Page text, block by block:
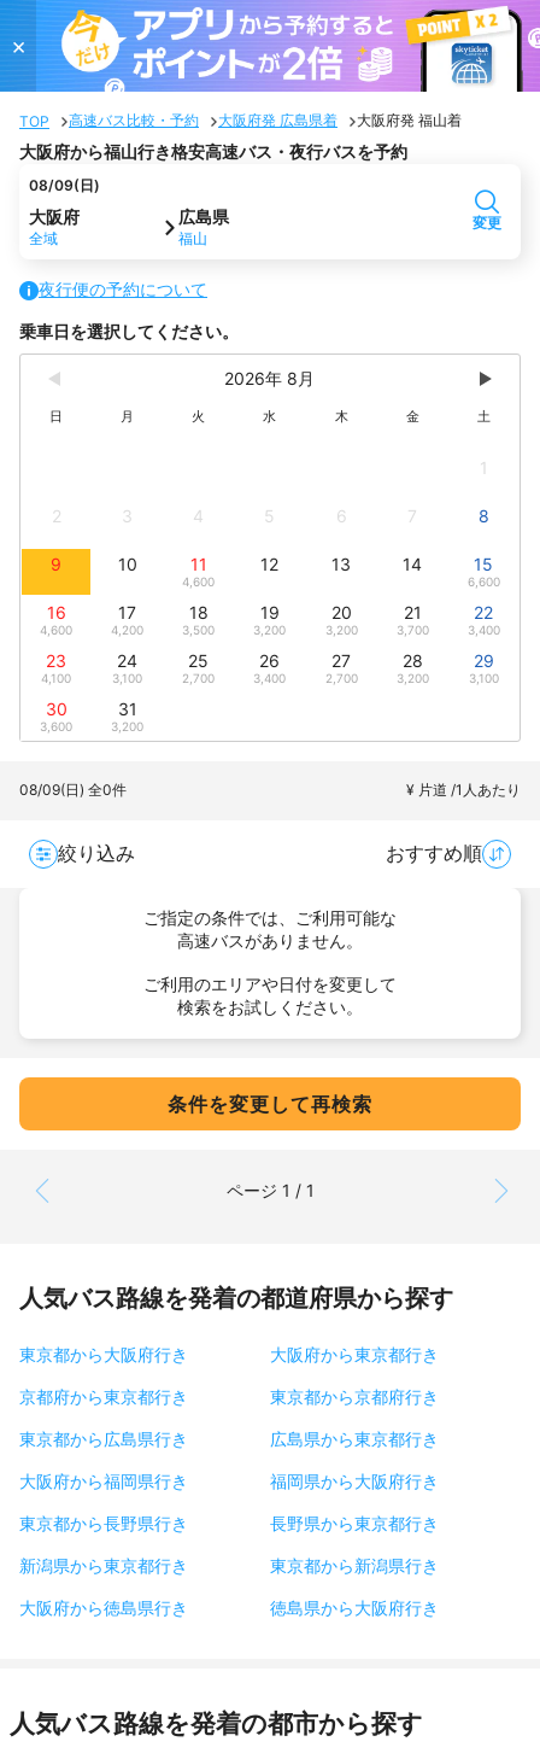
×
TOP 高速バス比較・予約 大阪府発 広島県着 大阪府発 福山着
大阪府から福山行き格安高速バス・夜行バスを予約
08/09(日)
大阪府
全域
広島県
福山
変更
夜行便の予約について
乗車日を選択してください。
2026年 8月
日 月 火 水 木 金 土
1
2 3 4 5 6 7 8
9 10 11
4,600
12 13 14 15
6,600
16
4,600
17
4,200
18
3,500
19
3,200
20
3,200
21
3,700
22
3,400
23
4,100
24
3,100
25
2,700
26
3,400
27
2,700
28
3,200
29
3,100
30
3,600
31
3,200
08/09(日) 全0件 ¥ 片道 /1人あたり
絞り込み おすすめ順
ご指定の条件では、ご利用可能な
高速バスがありません。
ご利用のエリアや日付を変更して
検索をお試しください。
条件を変更して再検索
ページ 1 / 1
人気バス路線を発着の都道府県から探す
東京都から大阪府行き 大阪府から東京都行き
京都府から東京都行き 東京都から京都府行き
東京都から広島県行き 広島県から東京都行き
大阪府から福岡県行き 福岡県から大阪府行き
東京都から長野県行き 長野県から東京都行き
新潟県から東京都行き 東京都から新潟県行き
大阪府から徳島県行き 徳島県から大阪府行き
人気バス路線を発着の都市から探す